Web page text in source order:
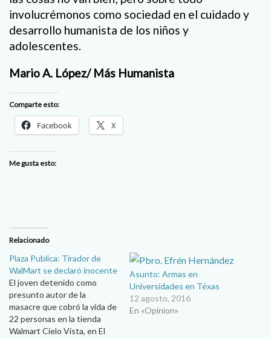
involucrémonos como sociedad en el cuidado y
desarrollo humanista de los niños y
adolescentes.
Mario A. López/ Más Humanista
Comparte esto:
Facebook X
Me gusta esto:
Relacionado
Plaza Publica: Tirador de
WalMart se declaró inocente
El joven detenido como
presunto autor de la
masacre que cobró la vida de
22 personas en la tienda
Walmart Cielo Vista, en El
Asunto: Armas en
Universidades en Téxas
12 agosto, 2016
En «Opinion»